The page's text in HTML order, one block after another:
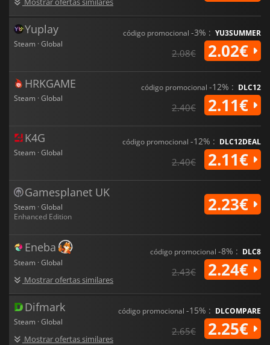
Yuplay
Steam · Global
código promocional -3% : YU3SUMMER
2.08€ 2.02€
HRKGAME
Steam · Global
código promocional -12% : DLC12
2.40€ 2.11€
K4G
Steam · Global
código promocional -12% : DLC12DEAL
2.40€ 2.11€
Gamesplanet UK
Steam · Global
Enhanced Edition
2.23€
Eneba
Steam · Global
Mostrar ofertas similares
código promocional -8% : DLC8
2.43€ 2.24€
Difmark
Steam · Global
Mostrar ofertas similares
código promocional -15% : DLCOMPARE
2.65€ 2.25€